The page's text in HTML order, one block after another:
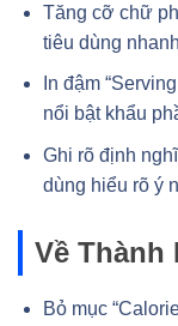
Tăng cỡ chữ
tiêu dùng
In đậm
nổi bật khẩu
Ghi rõ định
dùng hiểu rõ ý
Về Thành
Bỏ mục